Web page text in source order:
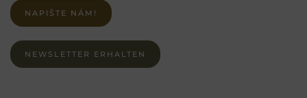
NAPIŠTE NÁM!
NEWSLETTER ERHALTEN